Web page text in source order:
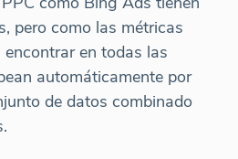
pero como las métricas
en todas las
automáticamente por
de datos combinado